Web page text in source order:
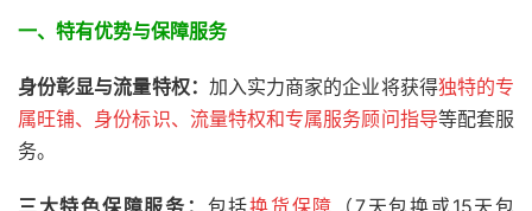
一、特有优势与保障服务
身份彰显与流量特权： 加入实力商家的企业将获得独特的专
属旺铺、身份标识、流量特权和专属服务顾问指导等配套服
务。
三大特色保障服务： 包括换货保障
（7天包换或15天包